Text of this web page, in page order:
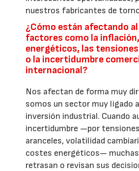
nuestros fabricantes de
¿Cómo están afectando
factores como la
energéticos, las
o la incertidumbre
internacional?
Nos afectan de forma muy
somos un sector muy ligado
inversión industrial. Cuando
incertidumbre —por
aranceles, volatilidad
costes energéticos—
retrasan o revisan sus